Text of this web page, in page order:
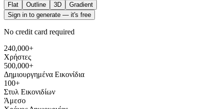
Flat Outline 3D
Gradient
Sign in to generate — it's free
No credit card required
240,000+
Χρήστες
500,000+
Δημιουργημένα Εικονίδια
100+
Στυλ Εικονιδίων
Άμεσο